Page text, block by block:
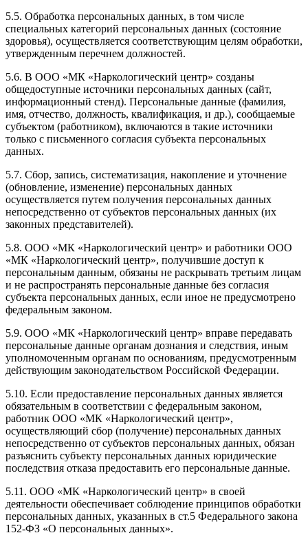
5.5. Обработка персональных данных, в том числе
специальных категорий персональных данных (состояние
здоровья), осуществляется соответствующим целям обработки,
утвержденным перечнем должностей.
5.6. В ООО «МК «Наркологический центр» созданы
общедоступные источники персональных данных (сайт,
информационный стенд). Персональные данные (фамилия,
имя, отчество, должность, квалификация, и др.), сообщаемые
субъектом (работником), включаются в такие источники
только с письменного согласия субъекта персональных
данных.
5.7. Сбор, запись, систематизация, накопление и уточнение
(обновление, изменение) персональных данных
осуществляется путем получения персональных данных
непосредственно от субъектов персональных данных (их
законных представителей).
5.8. ООО «МК «Наркологический центр» и работники ООО
«МК «Наркологический центр», получившие доступ к
персональным данным, обязаны не раскрывать третьим лицам
и не распространять персональные данные без согласия
субъекта персональных данных, если иное не предусмотрено
федеральным законом.
5.9. ООО «МК «Наркологический центр» вправе передавать
персональные данные органам дознания и следствия, иным
уполномоченным органам по основаниям, предусмотренным
действующим законодательством Российской Федерации.
5.10. Если предоставление персональных данных является
обязательным в соответствии с федеральным законом,
работник ООО «МК «Наркологический центр»,
осуществляющий сбор (получение) персональных данных
непосредственно от субъектов персональных данных, обязан
разъяснить субъекту персональных данных юридические
последствия отказа предоставить его персональные данные.
5.11. ООО «МК «Наркологический центр» в своей
деятельности обеспечивает соблюдение принципов обработки
персональных данных, указанных в ст.5 Федерального закона
152-ФЗ «О персональных данных».